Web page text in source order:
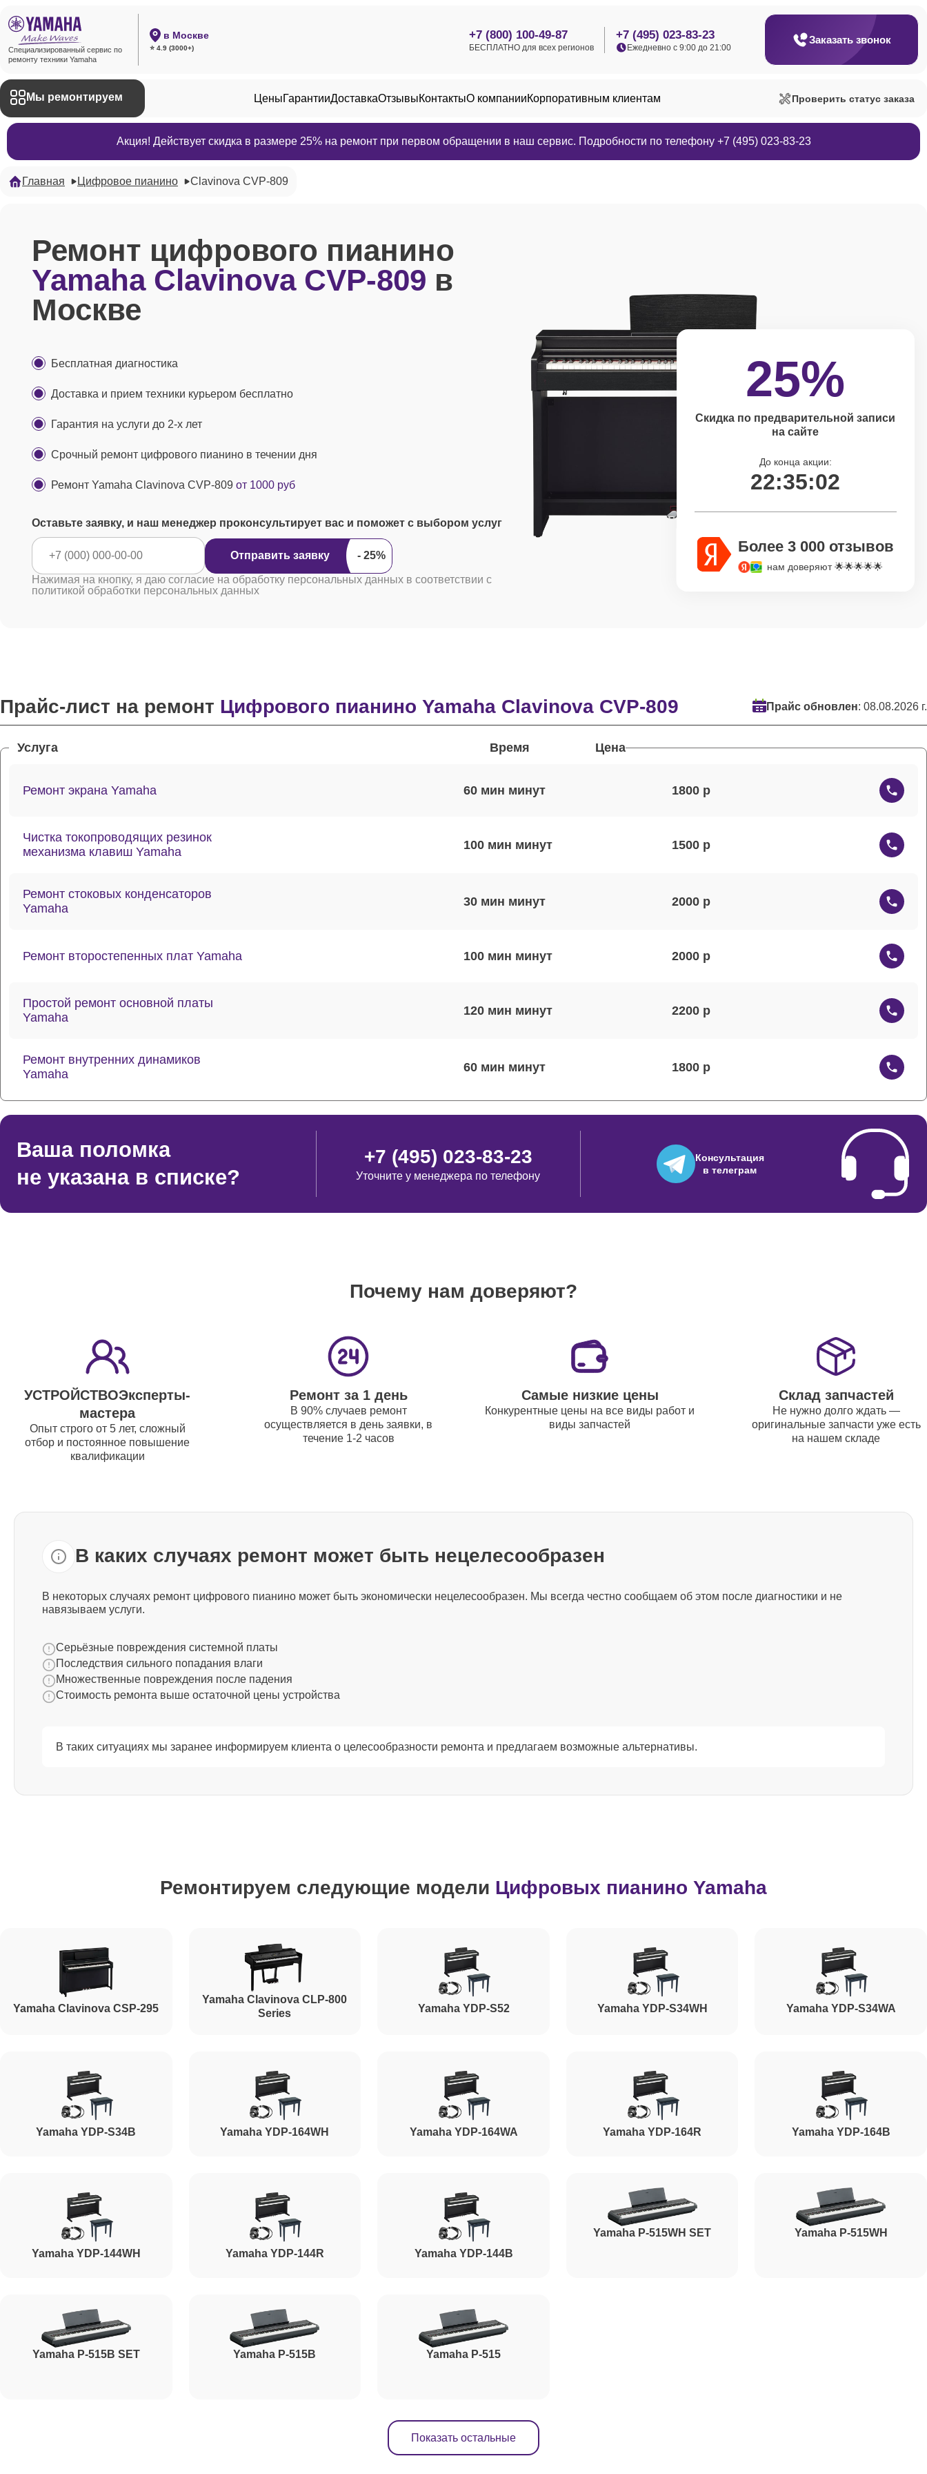
Специализированный сервис по
ремонту техники Yamaha
в Москве
⭐ 4.9 (3000+)
+7 (800) 100-49-87
БЕСПЛАТНО для всех регионов
+7 (495) 023-83-23
Ежедневно с 9:00 до 21:00
Заказать звонок
Мы ремонтируем ЦеныГарантииДоставкаОтзывыКонтактыО компанииКорпоративным клиентам Проверить статус заказа
Акция! Действует скидка в размере 25% на ремонт при первом обращении в наш сервис. Подробности по телефону +7 (495) 023-83-23
Главная Цифровое пианино Clavinova CVP-809
Ремонт цифрового пианино
Yamaha Clavinova CVP-809 в
Москве
Бесплатная диагностика
Доставка и прием техники курьером бесплатно
Гарантия на услуги до 2-х лет
Срочный ремонт цифрового пианино в течении дня
Ремонт Yamaha Clavinova CVP-809 от 1000 руб
Оставьте заявку, и наш менеджер проконсультирует вас и поможет с выбором услуг
Отправить заявку
Нажимая на кнопку, я даю согласие на обработку персональных данных в соответствии с
политикой обработки персональных данных
25%
Скидка по предварительной записи
на сайте
До конца акции:
22:35:02
Более 3 000 отзывов
нам доверяют 🌟🌟🌟🌟🌟
Прайс-лист на ремонт Цифрового пианино Yamaha Clavinova CVP-809 Прайс обновлен: 08.08.2026 г.
Услуга Время Цена
Ремонт экрана Yamaha 60 мин 1800
Чистка токопроводящих резинок
механизма клавиш Yamaha
100 мин 1500
Ремонт стоковых конденсаторов
Yamaha
30 мин 2000
Ремонт второстепенных плат Yamaha 100 мин 2000
Простой ремонт основной платы
Yamaha
120 мин 2200
Ремонт внутренних динамиков
Yamaha
60 мин 1800
Восстановление шлейфов и
Ремонт токопроводящих резинок
механизма клавиш Yamaha
30 мин 1200
100 мин
Ремонт механизма клавиш Yamaha
Ремонт клавиш Yamaha
Ремонт клавиш и уплотнителей
внутрикорпусная Yamaha
Ремонт корпусных элементов
30 мин
Восстановление после попадания
Прошивка (Обновление ПО) Yamaha
Ваша поломка
не указана в списке?
+7 (495) 023-83-23
Уточните у менеджера по телефону
Консультация
в телеграм
Почему нам доверяют?
УСТРОЙСТВОЭксперты-
мастера
Опыт строго от 5 лет, сложный
отбор и постоянное повышение
квалификации
Ремонт за 1 день
В 90% случаев ремонт
осуществляется в день заявки, в
течение 1-2 часов
Самые низкие цены
Конкурентные цены на все виды работ и
виды запчастей
Склад запчастей
Не нужно долго ждать —
оригинальные запчасти уже есть
на нашем складе
В каких случаях ремонт может быть нецелесообразен
В некоторых случаях ремонт цифрового пианино может быть экономически нецелесообразен. Мы всегда честно сообщаем об этом после диагностики и не
навязываем услуги.
Серьёзные повреждения системной платы
Последствия сильного попадания влаги
Множественные повреждения после падения
Стоимость ремонта выше остаточной цены устройства
В таких ситуациях мы заранее информируем клиента о целесообразности ремонта и предлагаем возможные альтернативы.
Ремонтируем следующие модели Цифровых пианино Yamaha
Yamaha Clavinova CSP-295
Yamaha Clavinova CLP-800
Series
Yamaha YDP-S52 Yamaha YDP-S34WH Yamaha YDP-S34WA
Yamaha YDP-S34B Yamaha YDP-164WH Yamaha YDP-164WA Yamaha YDP-164R Yamaha YDP-164B
Yamaha YDP-144WH Yamaha YDP-144R Yamaha YDP-144B
Yamaha P-515WH SET Yamaha P-515WH
Yamaha P-515B SET Yamaha P-515B Yamaha P-515
Показать остальные